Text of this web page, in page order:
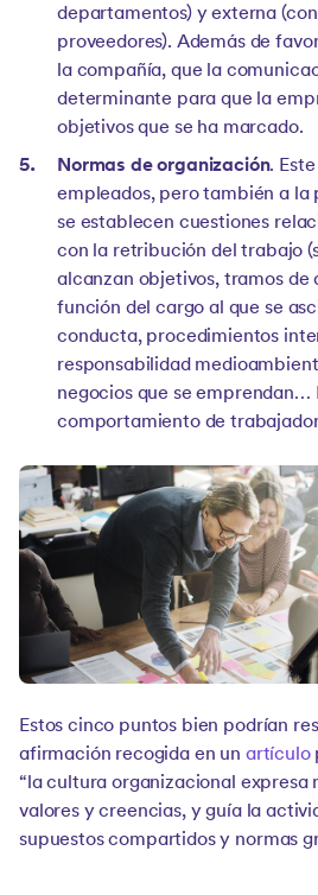
departamentos) y externa
proveedores). Además de
la compañía, que la
determinante para que la
objetivos que se ha marcado.
Normas de organización.
empleados, pero también a la
se establecen cuestiones
con la retribución del trabajo
alcanzan objetivos, tramos de
función del cargo al que se
conducta, procedimientos
responsabilidad
negocios que se emprendan…
comportamiento de
Estos cinco puntos bien podrían
afirmación recogida en un artículo
“la cultura organizacional expresa
valores y creencias, y guía la
supuestos compartidos y normas